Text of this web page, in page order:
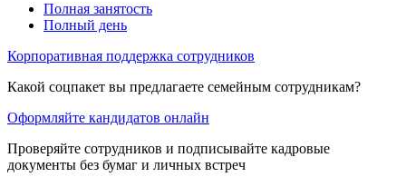
Полная занятость
Полный день
Корпоративная поддержка сотрудников
Какой соцпакет вы предлагаете семейным сотрудникам?
Оформляйте кандидатов онлайн
Проверяйте сотрудников и подписывайте кадровые
документы без бумаг и личных встреч